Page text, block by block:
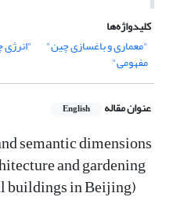
کلیدواژه‌ها
"معماری و باغسازی چین"
مفهومی"
عنوان مقاله English
semantic dimensions
and gardening
buildings in Beijing)